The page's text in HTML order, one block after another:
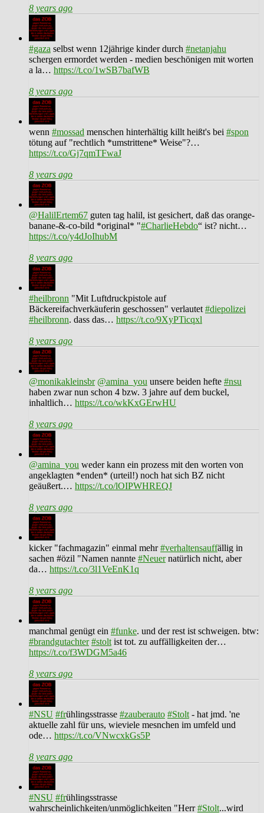
8 years ago
#gaza selbst wenn 12jährige kinder durch #netanjahu
schergen ermordet werden - medien beschönigen mit worten
a la… https://t.co/1wSB7bafWB
8 years ago
wenn #mossad menschen hinterhältig killt heißt's bei #spon
tötung auf "rechtlich *umstrittene* Weise"?…
https://t.co/Gj7qmTFwaJ
8 years ago
@HalilErtem67 guten tag halil, ist gesichert, daß das orange-
banane-&-co-bild *original* "#CharlieHebdo“ ist? nicht…
https://t.co/y4dJoIhubM
8 years ago
#heilbronn "Mit Luftdruckpistole auf
Bäckereifachverkäuferin geschossen" verlautet #diepolizei
#heilbronn. dass das… https://t.co/9XyPTicqxl
8 years ago
@monikakleinsbr @amina_you unsere beiden hefte #nsu
haben zwar nun schon 4 bzw. 3 jahre auf dem buckel,
inhaltlich… https://t.co/wkKxGErwHU
8 years ago
@amina_you weder kann ein prozess mit den worten von
angeklagten *enden* (urteil!) noch hat sich BZ nicht
geäußert.… https://t.co/lOIPWHREQJ
8 years ago
kicker "fachmagazin" einmal mehr#verhaltensauffällig in
sachen #özil "Namen nannte #Neuernatürlich nicht, aber
da… https://t.co/3l1VeEnK1q
8 years ago
manchmal genügt ein #funke. und der rest ist schweigen. btw:
#brandgutachter #stolt ist tot. zu auffälligkeiten der…
https://t.co/f3WDGM5a46
8 years ago
#NSU #frühlingsstrasse #zauberauto #Stolt - hat jmd. 'ne
aktuelle zahl für uns, wieviele mesnchen im umfeld und
ode… https://t.co/VNwcxkGs5P
8 years ago
#NSU #frühlingsstrasse
wahrscheinlichkeiten/unmöglichkeiten "Herr#Stolt...wird